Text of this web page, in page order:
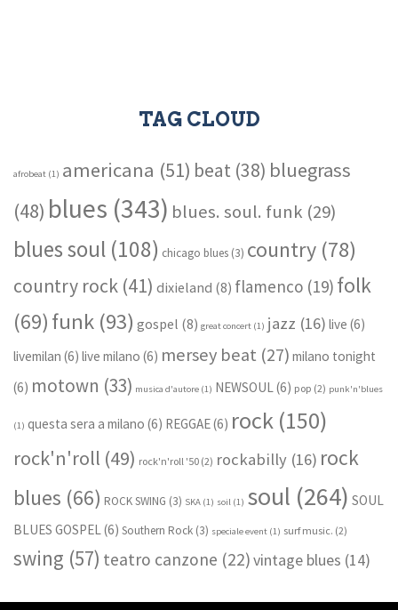
TAG CLOUD
afrobeat (1) americana (51) beat (38) bluegrass
(48) blues (343) blues. soul. funk (29)
blues soul (108) chicago blues (3) country (78)
country rock (41) dixieland (8) flamenco (19) folk
(69) funk (93) gospel (8) great concert (1) jazz (16) live (6)
livemilan (6) live milano (6) mersey beat (27) milano tonight
(6) motown (33) musica d'autore (1) NEWSOUL (6) pop (2) punk'n'blues
(1) questa sera a milano (6) REGGAE(6) rock (150)
rock'n'roll (49) rock'n'roll '50 (2) rockabilly (16) rock
blues (66) ROCK SWING (3) SKA (1) soil (1) soul (264) SOUL
BLUES GOSPEL (6) Southern Rock (3) speciale event (1) surf music. (2)
swing (57) teatro canzone (22)vintage blues (14)